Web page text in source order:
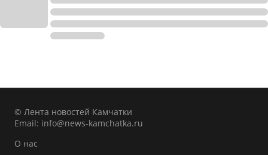
© Лента новостей Камчатки
Email: info@news-kamchatka.ru
О нас